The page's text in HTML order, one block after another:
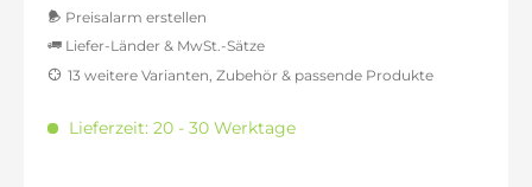
Preisalarm erstellen
Liefer-Länder & MwSt.-Sätze
inkl. 16% MwSt.: 750,59 €
13 weitere Varianten, Zubehör & passende Produkte
Lieferzeit: 20 - 30 Werktage